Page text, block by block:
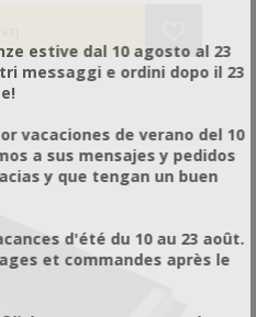
τις μέλισσες ή να μας
ώρα, ακόμα και με
χωρίς κάπνισμα. •
της αποκλείοντας την
την
• Ιδανικός και για
να πετύχει τον
κυψέλη. • Συνδυάζεται
ref.3500 και
τρία ανεξάρτητα
estive dal 10 agosto al 23
messaggi e ordini dopo il 23
vacaciones de verano del 10
a sus mensajes y pedidos
y que tengan un buen
d'été du 10 au 23 août.
et commandes après le